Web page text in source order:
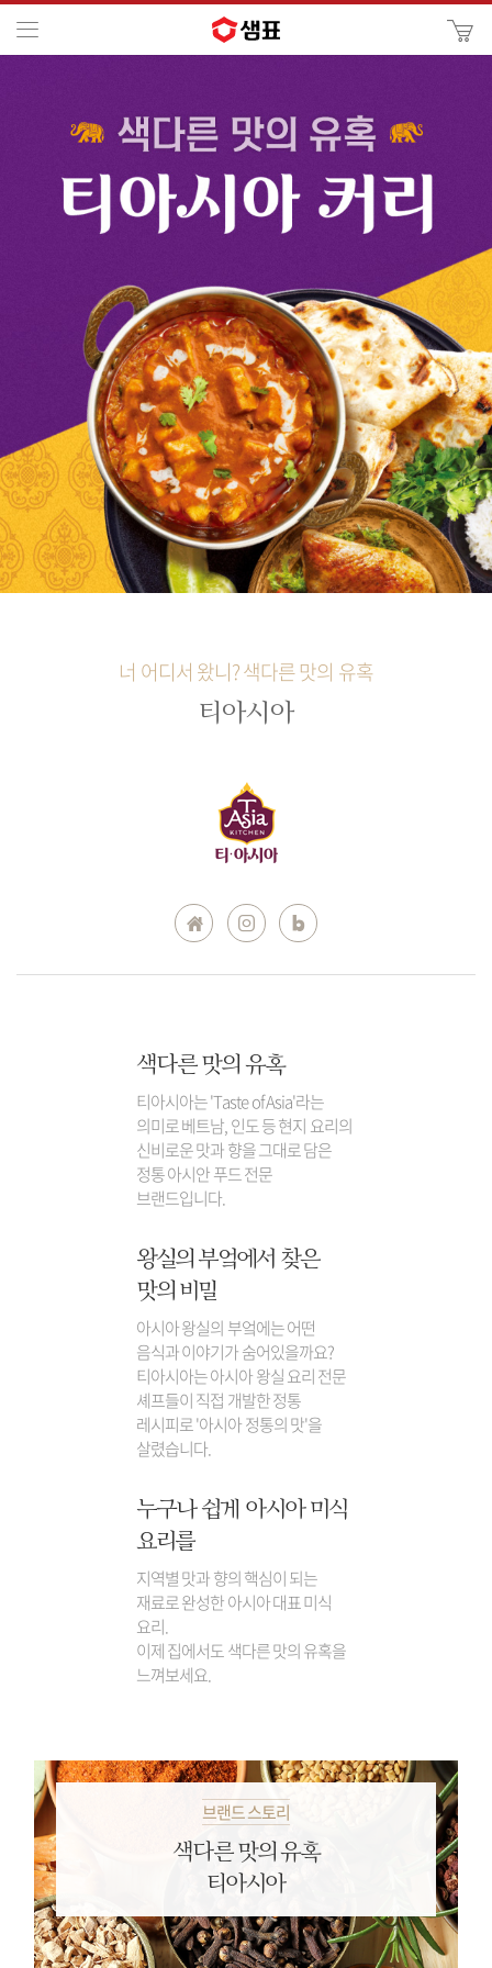
너 어디서 왔니? 색다른 맛의 유혹
티아시아
instagramblog
색다른 맛의 유혹
티아시아는 'Taste of Asia'라는
의미로 베트남, 인도 등 현지 요리의
신비로운 맛과 향을 그대로 담은
정통 아시안 푸드 전문
브랜드입니다.
왕실의 부엌에서 찾은
맛의 비밀
아시아 왕실의 부엌에는 어떤
음식과 이야기가 숨어있을까요?
티아시아는 아시아 왕실 요리 전문
셰프들이 직접 개발한 정통
레시피로 '아시아 정통의 맛'을
살렸습니다.
누구나 쉽게 아시아 미식
요리를
지역별 맛과 향의 핵심이 되는
재료로 완성한 아시아 대표 미식
요리.
이제 집에서도 색다른 맛의 유혹을
느껴보세요.
브랜드 스토리
색다른 맛의 유혹
티아시아